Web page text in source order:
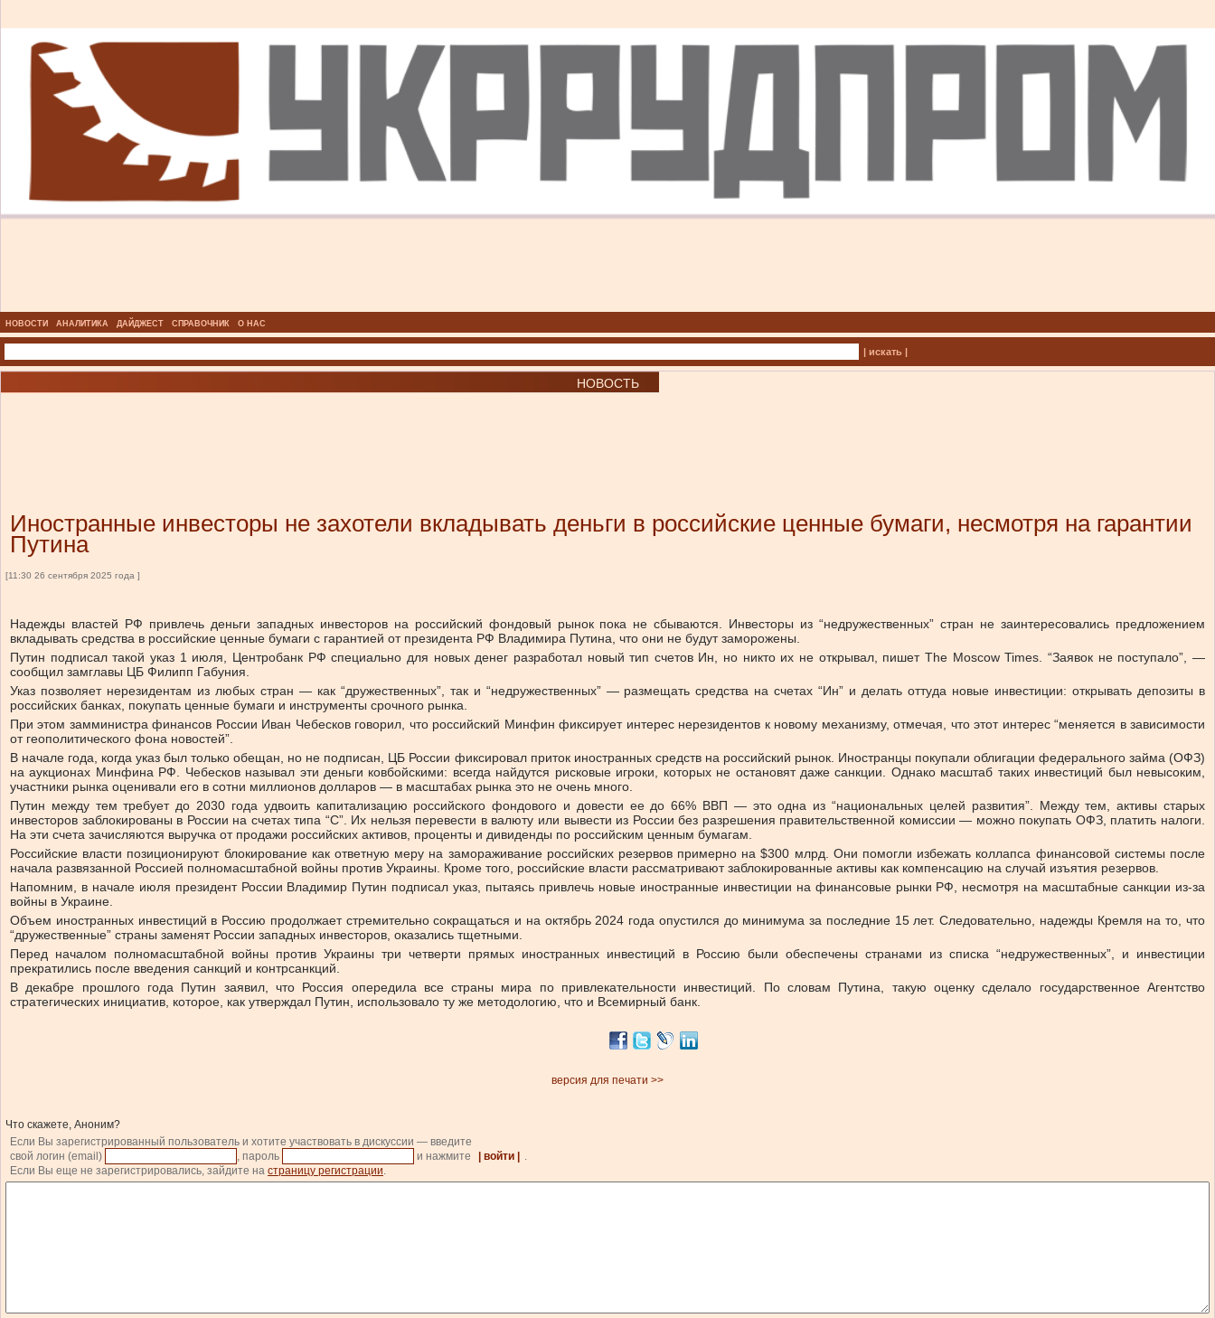
НОВОСТИ АНАЛИТИКА ДАЙДЖЕСТ СПРАВОЧНИК О НАС
| искать |
НОВОСТЬ
Иностранные инвесторы не захотели вкладывать деньги в российские ценные бумаги, несмотря на гарантии
Путина
[11:30 26 сентября 2025 года ]
Надежды властей РФ привлечь деньги западных инвесторов на российский фондовый рынок пока не сбываются. Инвесторы из “недружественных” стран не заинтересовались предложением
вкладывать средства в российские ценные бумаги с гарантией от президента РФ Владимира Путина, что они не будут заморожены.
Путин подписал такой указ 1 июля, Центробанк РФ специально для новых денег разработал новый тип счетов Ин, но никто их не открывал, пишет The Moscow Times. “Заявок не поступало”, —
сообщил замглавы ЦБ Филипп Габуния.
Указ позволяет нерезидентам из любых стран — как “дружественных”, так и “недружественных” — размещать средства на счетах “Ин” и делать оттуда новые инвестиции: открывать депозиты в
российских банках, покупать ценные бумаги и инструменты срочного рынка.
При этом замминистра финансов России Иван Чебесков говорил, что российский Минфин фиксирует интерес нерезидентов к новому механизму, отмечая, что этот интерес “меняется в зависимости
от геополитического фона новостей”.
В начале года, когда указ был только обещан, но не подписан, ЦБ России фиксировал приток иностранных средств на российский рынок. Иностранцы покупали облигации федерального займа (ОФЗ)
на аукционах Минфина РФ. Чебесков называл эти деньги ковбойскими: всегда найдутся рисковые игроки, которых не остановят даже санкции. Однако масштаб таких инвестиций был невысоким,
участники рынка оценивали его в сотни миллионов долларов — в масштабах рынка это не очень много.
Путин между тем требует до 2030 года удвоить капитализацию российского фондового и довести ее до 66% ВВП — это одна из “национальных целей развития”. Между тем, активы старых
инвесторов заблокированы в России на счетах типа “С”. Их нельзя перевести в валюту или вывести из России без разрешения правительственной комиссии — можно покупать ОФЗ, платить налоги.
На эти счета зачисляются выручка от продажи российских активов, проценты и дивиденды по российским ценным бумагам.
Российские власти позиционируют блокирование как ответную меру на замораживание российских резервов примерно на $300 млрд. Они помогли избежать коллапса финансовой системы после
начала развязанной Россией полномасштабной войны против Украины. Кроме того, российские власти рассматривают заблокированные активы как компенсацию на случай изъятия резервов.
Напомним, в начале июля президент России Владимир Путин подписал указ, пытаясь привлечь новые иностранные инвестиции на финансовые рынки РФ, несмотря на масштабные санкции из-за
войны в Украине.
Объем иностранных инвестиций в Россию продолжает стремительно сокращаться и на октябрь 2024 года опустился до минимума за последние 15 лет. Следовательно, надежды Кремля на то, что
“дружественные” страны заменят России западных инвесторов, оказались тщетными.
Перед началом полномасштабной войны против Украины три четверти прямых иностранных инвестиций в Россию были обеспечены странами из списка “недружественных”, и инвестиции
прекратились после введения санкций и контрсанкций.
В декабре прошлого года Путин заявил, что Россия опередила все страны мира по привлекательности инвестиций. По словам Путина, такую ​​оценку сделало государственное Агентство
стратегических инициатив, которое, как утверждал Путин, использовало ту же методологию, что и Всемирный банк.
версия для печати >>
Что скажете, Аноним?
Если Вы зарегистрированный пользователь и хотите участвовать в дискуссии — введите
свой логин (email)
, пароль и нажмите | войти |
.
Если Вы еще не зарегистрировались, зайдите на страницу регистрации.